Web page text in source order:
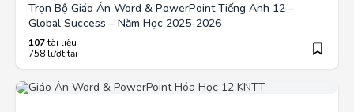
Trọn Bộ Giáo Án Word & PowerPoint Tiếng Anh 12 –
Global Success – Năm Học 2025-2026
107tài liệu
758 lượt tải